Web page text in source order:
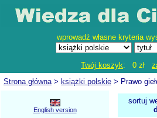
wprowadź własne kryteria
Twój koszyk: 0 zł
Strona główna> książki polskie > Prawo
English version
sortuj